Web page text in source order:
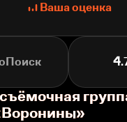
Ваша оценка